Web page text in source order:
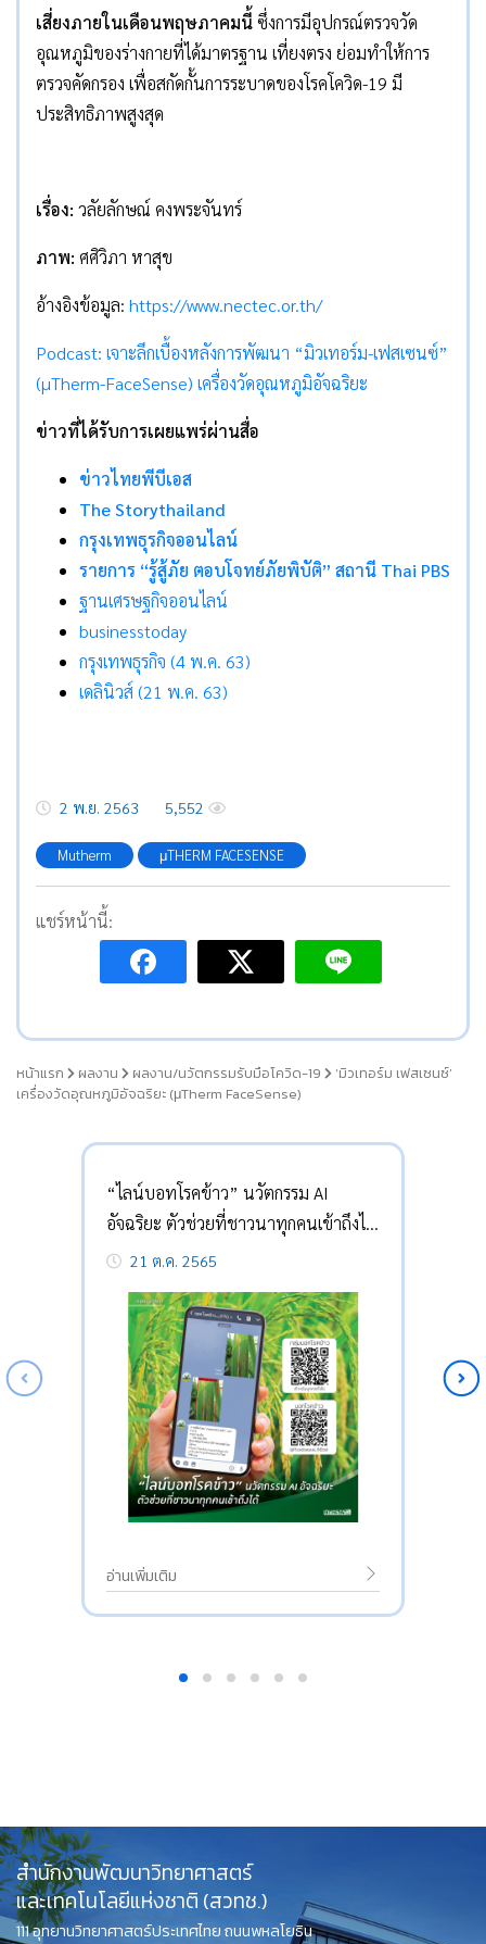
เสี่ยงภายในเดือนพฤษภาคมนี้ซึ่งการมีอุปกรณ์ตรวจวัด
อุณหภูมิของร่างกายที่ได้มาตรฐาน เที่ยงตรง ย่อมทำให้การ
ตรวจคัดกรอง เพื่อสกัดกั้นการระบาดของโรคโควิด-19 มี
ประสิทธิภาพสูงสุด
เรื่อง: วลัยลักษณ์ คงพระจันทร์
ภาพ: ศศิวิภา หาสุข​
อ้างอิงข้อมูล: https://www.nectec.or.th/
Podcast: เจาะลึกเบื้องหลังการพัฒนา “มิวเทอร์ม-เฟสเซนซ์”
(µTherm-FaceSense) เครื่องวัดอุณหภูมิอัจฉริยะ​
ข่าวที่ได้รับการเผยแพร่ผ่านสื่อ
ข่าวไทยพีบีเอส
The Storythailand
กรุงเทพธุรกิจออนไลน์
รายการ “รู้สู้ภัย ตอบโจทย์ภัยพิบัติ” สถานี Thai PBS
ฐานเศรษฐกิจออนไลน์
businesstoday
กรุงเทพธุรกิจ (4 พ.ค. 63)
เดลินิวส์ (21 พ.ค. 63)
2 พ.ย. 2563 5,552
Mutherm μTHERM FACESENSE
แชร์หน้านี้:
หน้าแรก ผลงาน ผลงาน/นวัตกรรมรับมือโควิด-19
‘มิวเทอร์ม เฟสเซนซ์’
เครื่องวัดอุณหภูมิอัจฉริยะ (μTherm FaceSense)
“ไลน์บอทโรคข้าว” นวัตกรรม AI
อัจฉริยะ ตัวช่วยที่ชาวนาทุกคนเข้าถึงได้
21 ต.ค. 2565
อ่านเพิ่มเติม
สำนักงานพัฒนาวิทยาศาสตร์
และเทคโนโลยีแห่งชาติ (สวทช.)
111 อุทยานวิทยาศาสตร์ประเทศไทย ถนนพหลโยธิน